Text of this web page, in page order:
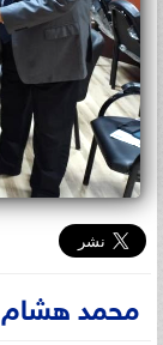
محمد هشام